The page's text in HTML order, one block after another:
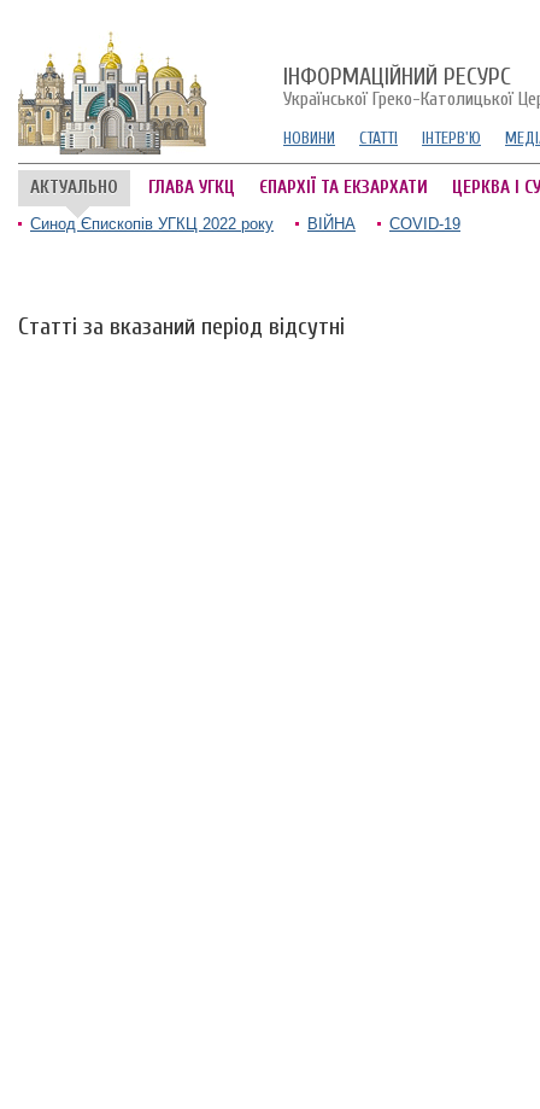
ІНФОРМАЦІЙНИЙ РЕСУРС
Української Греко-Католицької
НОВИНИ СТАТТІ ІНТЕРВ'Ю
АКТУАЛЬНО ГЛАВА УГКЦ ЄПАРХІЇ ТА ЕКЗАРХАТИ ЦЕРКВА І
Синод Єпископів УГКЦ 2022 року ВІЙНА COVID-19
Статті за вказаний період відсутні